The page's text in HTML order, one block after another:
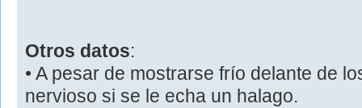
Otros datos:
• A pesar de mostrarse frío delante de
nervioso si se le echa un halago.